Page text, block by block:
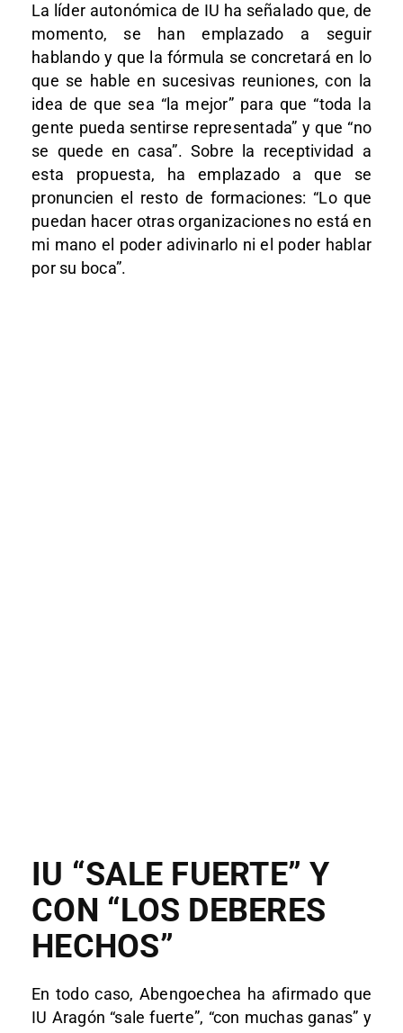
La líder autonómica de IU ha señalado que, de
momento, se han emplazado a seguir
hablando y que la fórmula se concretará en lo
que se hable en sucesivas reuniones, con la
idea de que sea “la mejor” para que “toda la
gente pueda sentirse representada” y que “no
se quede en casa”. Sobre la receptividad a
esta propuesta, ha emplazado a que se
pronuncien el resto de formaciones: “Lo que
puedan hacer otras organizaciones no está en
mi mano el poder adivinarlo ni el poder hablar
por su boca”.
IU “SALE FUERTE” Y
CON “LOS DEBERES
HECHOS”
En todo caso, Abengoechea ha afirmado que
IU Aragón “sale fuerte”, “con muchas ganas” y